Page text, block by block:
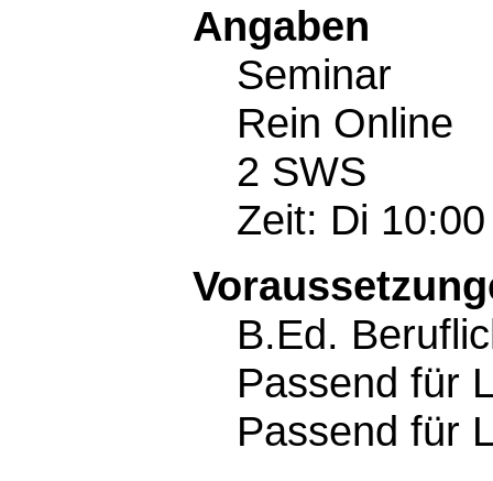
Angaben
Seminar
Rein Online
2 SWS
Zeit: Di
B.Ed.
Passend für
Passend für